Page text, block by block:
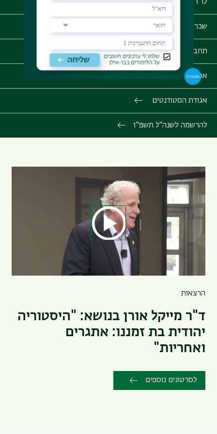
לו"ז אקדמי
שכר לימוד
תחבורה בקמפוס
אתר הספרייה
אגודת הסטודנטים
להרשמה לשנה"ל תשפ"ז
הרצאות
ד"ר מייקל אורן בנושא: "היסטוריה
יהודית בת זמננו: אתגרים
ואחריות"
לסרטונים נוספים